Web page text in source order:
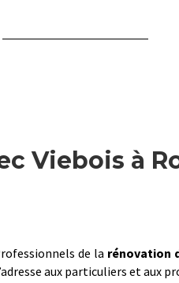
Viebois à
de la rénovation
aux particuliers et aux